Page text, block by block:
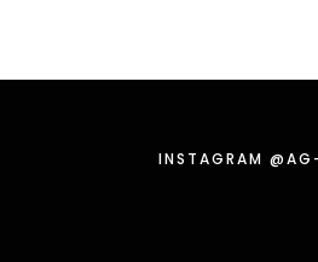
INSTA­GRAM